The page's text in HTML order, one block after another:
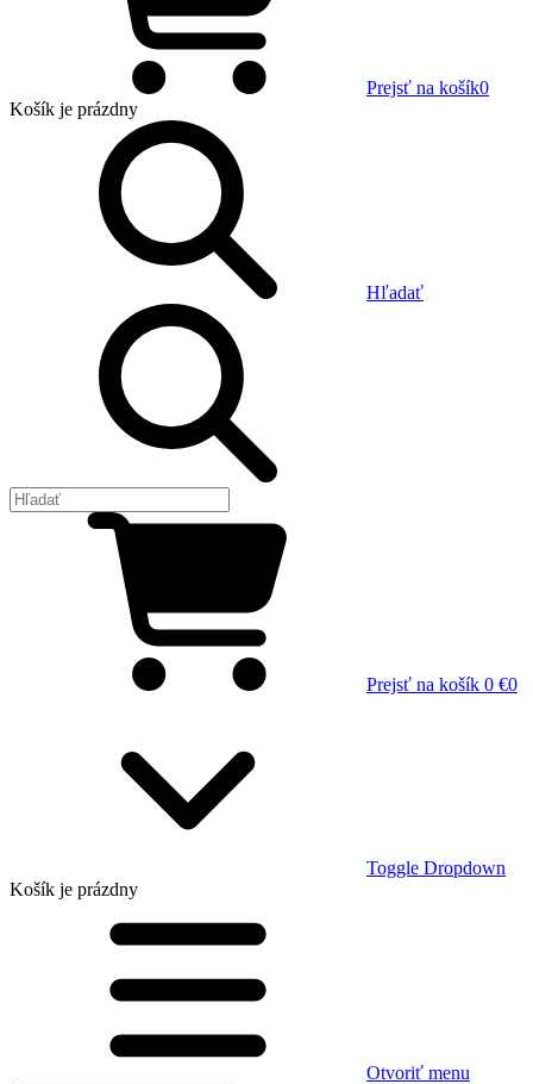
Prejsť na košík0
Košík je prázdny
Hľadať
Prejsť na košík 0 €0
Toggle Dropdown
Košík je prázdny
Otvoriť menu